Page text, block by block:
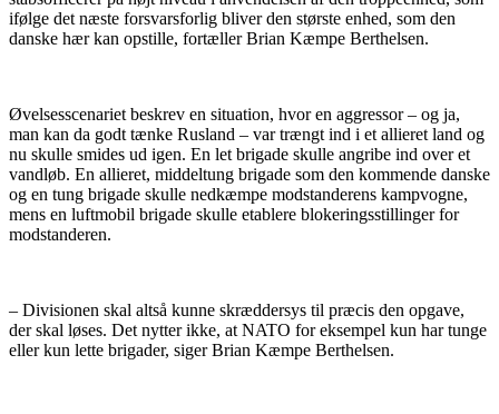
ifølge det næste forsvarsforlig bliver den største enhed, som den
danske hær kan opstille, fortæller Brian Kæmpe Berthelsen.
Øvelsesscenariet beskrev en situation, hvor en aggressor – og ja,
man kan da godt tænke Rusland – var trængt ind i et allieret land og
nu skulle smides ud igen. En let brigade skulle angribe ind over et
vandløb. En allieret, middeltung brigade som den kommende danske
og en tung brigade skulle nedkæmpe modstanderens kampvogne,
mens en luftmobil brigade skulle etablere blokeringsstillinger for
modstanderen.
– Divisionen skal altså kunne skræddersys til præcis den opgave,
der skal løses. Det nytter ikke, at NATO for eksempel kun har tunge
eller kun lette brigader, siger Brian Kæmpe Berthelsen.